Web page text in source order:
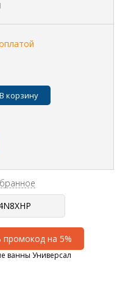
В корзину
промокод на 5%
ванны Универсал